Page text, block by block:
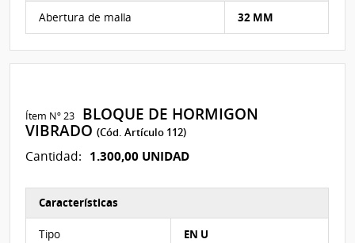
Abertura de malla 32 MM
Ítem Nº 23
BLOQUE DE HORMIGON
VIBRADO(Cód. Artículo 112)
Cantidad: 1.300,00 UNIDAD
Características
Tipo EN U